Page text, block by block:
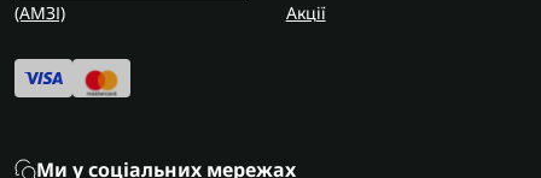
При виборі найчастіше дивляться на:
тип матриці;
(AMЗІ)
Акції
Ми у соціальних мережах